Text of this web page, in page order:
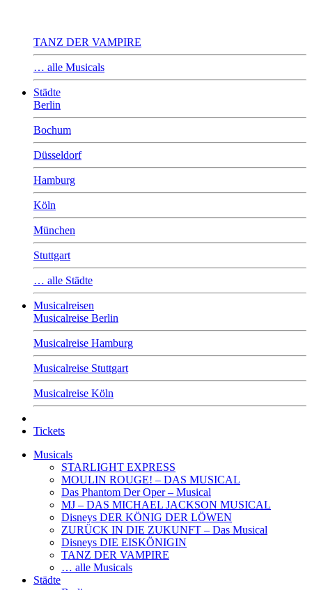
TANZ DER VAMPIRE
… alle Musicals
Städte
Berlin
Bochum
Düsseldorf
Hamburg
Köln
München
Stuttgart
… alle Städte
Musicalreisen
Musicalreise Berlin
Musicalreise Hamburg
Musicalreise Stuttgart
Musicalreise Köln
Tickets
Musicals
STARLIGHT EXPRESS
MOULIN ROUGE! – DAS MUSICAL
Das Phantom Der Oper – Musical
MJ – DAS MICHAEL JACKSON MUSICAL
Disneys DER KÖNIG DER LÖWEN
ZURÜCK IN DIE ZUKUNFT – Das Musical
Disneys DIE EISKÖNIGIN
TANZ DER VAMPIRE
… alle Musicals
Städte